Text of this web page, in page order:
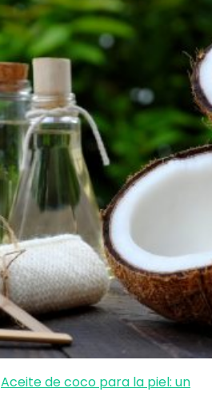
Aceite de coco para la piel: un